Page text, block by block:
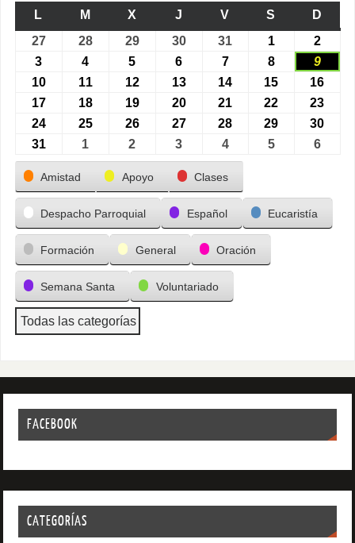
L M X J V S
D
27
28 29 30 31 1
2
3
4 5 6 7 8
9
10
11 12 13 14 15
16
17
18 19 20 21 22
23
24
25 26 27 28 29
30
31
1 2 3 4 5 6
Categorías
Amistad Apoyo Clases
Despacho Parroquial Español Eucaristía
Formación General Oración
Semana Santa Voluntariado
Todas las categorías
FACEBOOK
CATEGORÍAS